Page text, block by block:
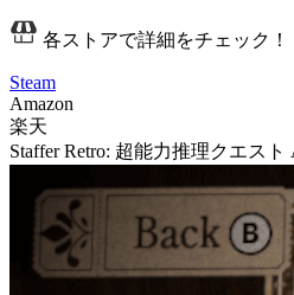
各ストアで詳細をチェック！
Steam
Amazon
楽天
Staffer Retro: 超能力推理クエスト